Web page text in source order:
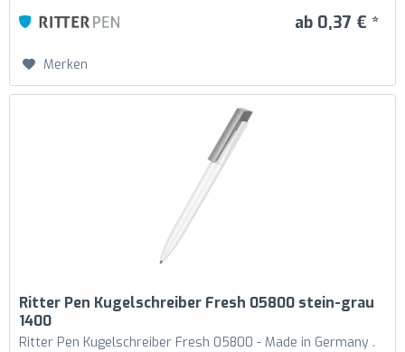
ab 0,37 € *
Merken
Ritter Pen Kugelschreiber Fresh 05800 stein-grau
1400
Ritter Pen Kugelschreiber Fresh 05800 - Made in Germany .